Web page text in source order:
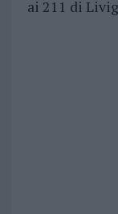
ai 211 di